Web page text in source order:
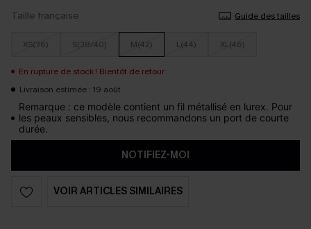
Taille française Guide des tailles
XS(36) S(38/40) M(42) L(44) XL(46)
En rupture de stock ! Bientôt de retour.
Livraison estimée : 19 août
Remarque : ce modèle contient un fil métallisé en lurex. Pour
les peaux sensibles, nous recommandons un port de courte
durée.
NOTIFIEZ-MOI
VOIR ARTICLES SIMILAIRES